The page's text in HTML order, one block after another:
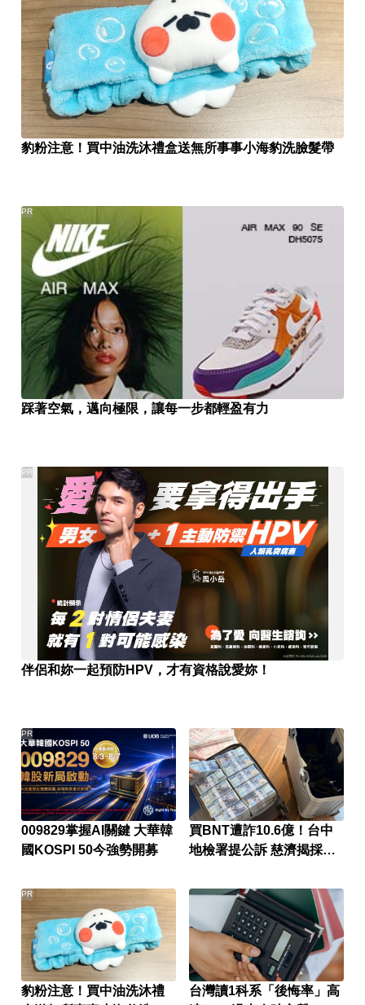
豹粉注意！買中油洗沐禮盒送無所事事小海豹洗臉髮帶
踩著空氣，邁向極限，讓每一步都輕盈有力
PR
伴侶和妳一起預防HPV，才有資格說愛妳！
PR
009829掌握AI關鍵 大華韓
國KOSPI 50今強勢開募
PR
買BNT遭詐10.6億！台中
地檢署提公訴 慈濟揭採購
豹粉注意！買中油洗沐禮
PR
台灣讀1科系「後悔率」高